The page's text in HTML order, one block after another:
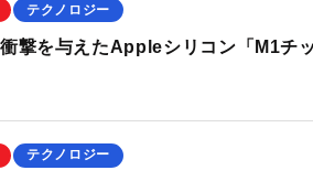
テクノロジー
撃を与えたAppleシリコン「M1チ
テクノロジー